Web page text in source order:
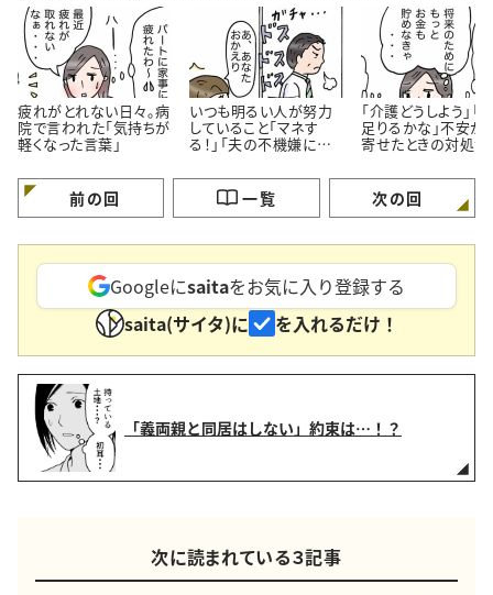
疲れがとれない日々。病
院で言われた「気持ちが
軽くなった言葉」
いつも明るい人が努力
していること「マネす
る！」「夫の不機嫌に振
漫画＞
「介護どうしよう」「
足りるかな」不安が
寄せたときの対処
前の回 一覧 次の回
Googleにsaitaをお気に入り登録する
saita(サイタ)に
を入れるだけ！
「義両親と同居はしない」約束は…！？
次に読まれている３記事